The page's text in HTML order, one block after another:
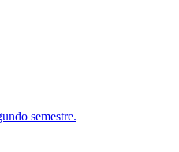
semestre.